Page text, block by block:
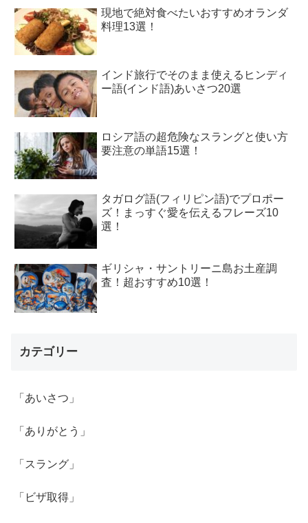
現地で絶対食べたいおすすめオランダ
料理13選！
インド旅行でそのまま使えるヒンディ
ー語(インド語)あいさつ20選
ロシア語の超危険なスラングと使い方
要注意の単語15選！
タガログ語(フィリピン語)でプロポー
ズ！まっすぐ愛を伝えるフレーズ10
選！
ギリシャ・サントリーニ島お土産調
査！超おすすめ10選！
カテゴリー
「あいさつ」
「ありがとう」
「スラング」
「ビザ取得」